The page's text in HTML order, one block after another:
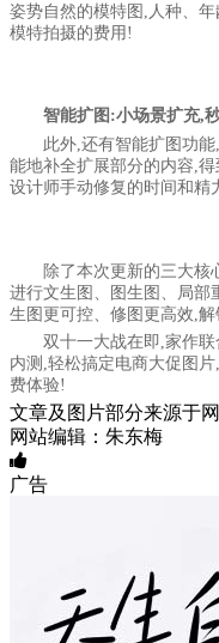
姿势自然的模特图,人种、
模特拍摄的费用!
智能扩图:小场景扩充,
此外,还有智能扩图功
能地补全扩展部分的内容,
设计师手动修复的时间和精
除了本次更新的三大核
进行文生图、图生图、局部
生图更可控、修图更高效,解
双十一大战在即,家作
内测,轻松搞定电商大促图
费体验!
文章及图片部分来源于
网站编辑：朱东梅
广告